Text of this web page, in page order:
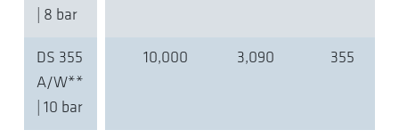
| 8 bar
DS 355
A/W**
| 10 bar
10,000 3,090 355